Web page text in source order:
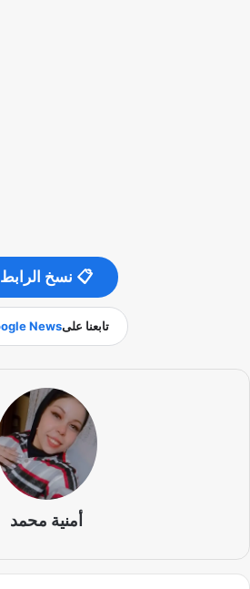
📋 نسخ الرابط
تابعنا علىNews
أمنية محمد